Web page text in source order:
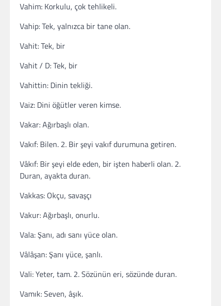
Vahim: Korkulu, çok tehlikeli.
Vahip: Tek, yalnızca bir tane olan.
Vahit: Tek, bir
Vahit / D: Tek, bir
Vahittin: Dinin tekliği.
Vaiz: Dini öğütler veren kimse.
Vakar: Ağırbaşlı olan.
Vakıf: Bilen. 2. Bir şeyi vakıf durumuna getiren.
Vâkıf: Bir şeyi elde eden, bir işten haberli olan. 2.
Duran, ayakta duran.
Vakkas: Okçu, savaşçı
Vakur: Ağırbaşlı, onurlu.
Vala: Şanı, adı sanı yüce olan.
Vâlâşan: Şanı yüce, şanlı.
Vali: Yeter, tam. 2. Sözünün eri, sözünde duran.
Vamık: Seven, âşık.